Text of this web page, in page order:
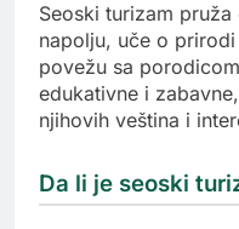
Seoski turizam
napolju, uče o
povežu sa
edukativne i
njihovih veština i
Da li je seoski